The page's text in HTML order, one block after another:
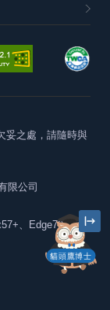
貓頭鷹博士
妥之處，請隨時與
限公司
、Edge79+及